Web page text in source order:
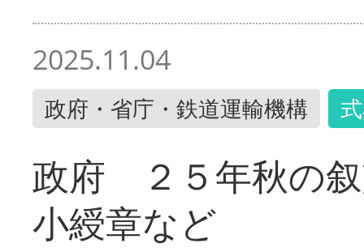
2025.11.04
政府・省庁・鉄道運輸機構
政府 ２５年秋の
小綬章など